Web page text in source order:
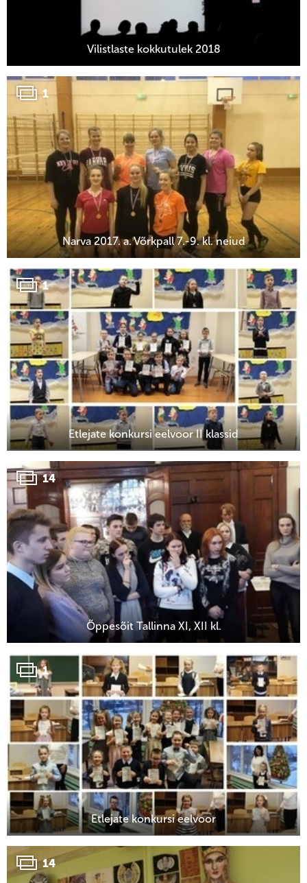
Vilistlaste kokkutulek 2018
1
Narva 2017. a. Võrkpall 7.-9. kl. neiud
1
Etlejate konkursi eelvoor II klassid
14
Õppesõit Tallinna XI, XII kl.
1
Etlejate konkursi eelvoor
14